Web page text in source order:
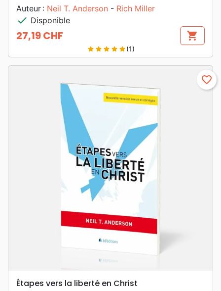
Auteur : Neil T. Anderson - Rich Miller
check Disponible
Prix
27,19 CHF shopping_cart
star star star star star(1)
favorite_border
Étapes vers la liberté en Christ